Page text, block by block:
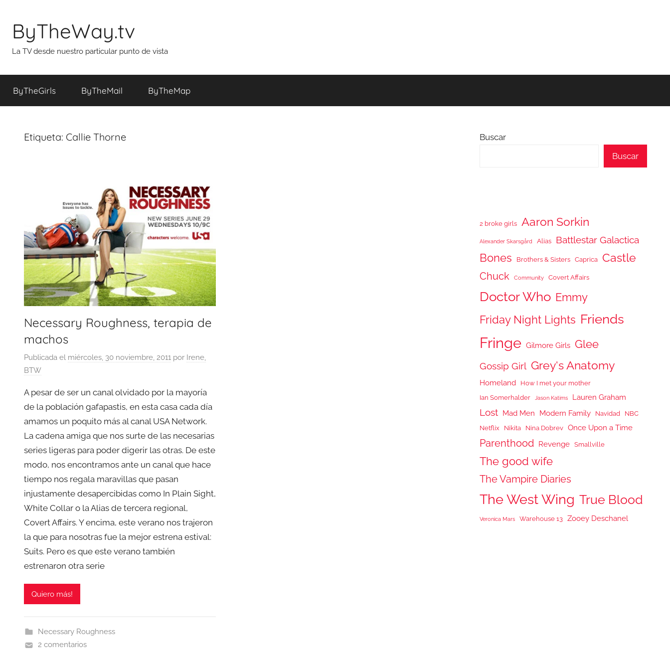
contenido
ByTheWay.tv
La TV desde nuestro particular punto de vista
ByTheGirls ByTheMail ByTheMap
Etiqueta: Callie Thorne
Necessary Roughness, terapia de
machos
Publicada el miércoles, 30 noviembre, 2011 por Irene,
BTW
A pesar de ser un canal olvidado por la mayoría
de la población gafapastis, en esta casa cada día
amamos un poquito más al canal USA Network.
La cadena amiga que nos surte de las necesarias
series ligeras para poder digerir las otras. De este
modo, nos encontramos ante un canal que hace
tiempo nos regala maravillas que pasan
injustamente desapercibidas como In Plain Sight,
White Collar o la Alias de tercera regional,
Covert Affairs. Y encima, este verano nos trajeron
la que para nosotras fue la mejor estrena estival:
Suits. Pero es que este verano también
estrenaron otra serie
Quiero más!
Necessary Roughness
2 comentarios
Buscar
Buscar
2 broke girls Aaron Sorkin
Alexander Skarsgård Alias Battlestar Galactica
Bones Brothers & Sisters Caprica Castle
Chuck Community Covert Affairs
Doctor Who Emmy
Friday Night Lights Friends
Fringe Gilmore Girls Glee
Gossip Girl Grey's Anatomy
Homeland
How I met your mother
Ian Somerhalder
Jason Katims Lauren Graham
Lost Mad Men Modern Family Navidad
NBC
Netflix
Nikita Nina Dobrev Once Upon a Time
Parenthood Revenge Smallville
The good wife
The Vampire Diaries
The West Wing True Blood
Veronica Mars Warehouse 13 Zooey Deschanel